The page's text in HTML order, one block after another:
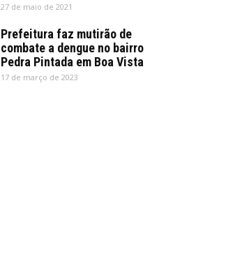
27 de maio de 2021
Prefeitura faz mutirão de
combate a dengue no bairro
Pedra Pintada em Boa Vista
17 de março de 2023